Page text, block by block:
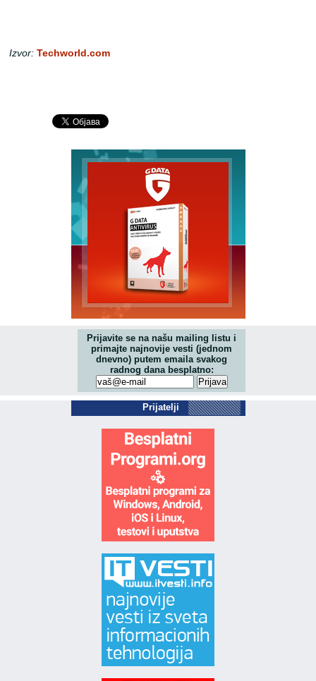
Izvor:Techworld.com
Prijavite se na našu mailing listu i
primajte najnovije vesti (jednom
dnevno) putem emaila svakog
radnog dana besplatno:
Prijatelji